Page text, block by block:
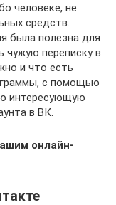
человеке, не
средств.
была полезна для
чужую переписку в
и что есть
с помощью
интересующую
в ВК.
онлайн-